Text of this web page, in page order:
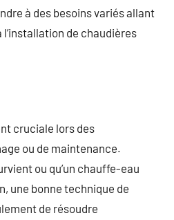
à des besoins variés allant
l’installation de chaudières
cruciale lors des
ou de maintenance.
ou qu’un chauffe-eau
une bonne technique de
de résoudre